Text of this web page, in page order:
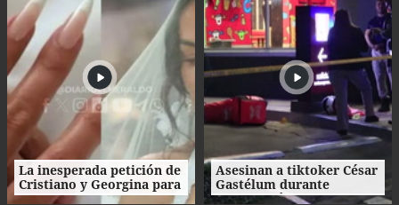
La inesperada petición de
Cristiano y Georgina para
su boda
Asesinan a tiktoker César
Gastélum durante
transmisión en vivo en